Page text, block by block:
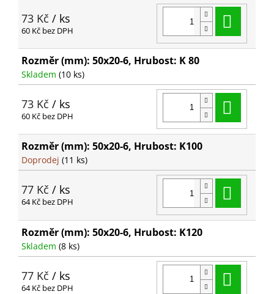
73 Kč / ks
60 Kč bez DPH
Rozměr (mm): 50x20-6, Hrubost: K 80
Skladem (10 ks)
73 Kč / ks
60 Kč bez DPH
Rozměr (mm): 50x20-6, Hrubost: K100
Doprodej (11 ks)
77 Kč / ks
64 Kč bez DPH
Rozměr (mm): 50x20-6, Hrubost: K120
Skladem (8 ks)
77 Kč / ks
64 Kč bez DPH